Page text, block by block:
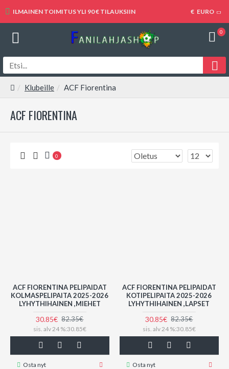
ILMAINEN TOIMITUS YLI 90 € TILAUKSIIN € EURO
0
Klubeille ACF Fiorentina
ACF FIORENTINA
0
ACF FIORENTINA PELIPAIDAT
KOLMASPELIPAITA 2025-2026
LYHYTHIHAINEN ,MIEHET
30.85€ 82.35€
sis. alv 24 %:30.85€
Osta nyt
ACF FIORENTINA PELIPAIDAT
KOTIPELIPAITA 2025-2026
LYHYTHIHAINEN ,LAPSET
30.85€ 82.35€
sis. alv 24 %:30.85€
Osta nyt